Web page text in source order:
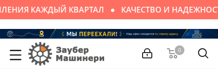
КАЖДЫЙ КВАРТАЛ КАЧЕСТВО И
0